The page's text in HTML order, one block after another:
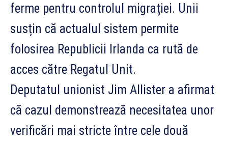
ferme pentru controlul migrației. Unii
susțin că actualul sistem permite
folosirea Republicii Irlanda ca rută de
acces către Regatul Unit.
Deputatul unionist Jim Allister a afirmat
că cazul demonstrează necesitatea unor
verificări mai stricte între cele două